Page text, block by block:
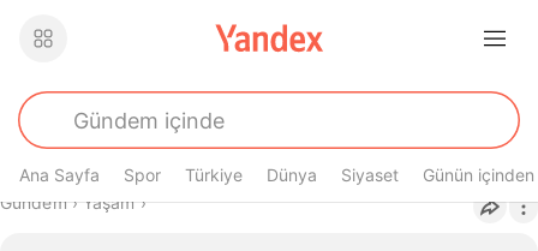
Ana Sayfa Spor Türkiye Dünya Siyaset Günün içinden
Buradasın
Gündem› Yaşam›